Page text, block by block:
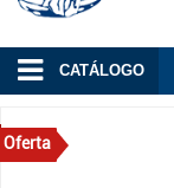
CATÁLOGO
Oferta